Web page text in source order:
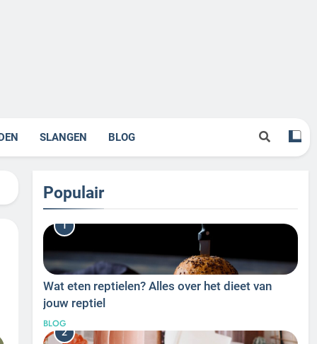
SLANGEN BLOG
Populair
1
Wat eten reptielen? Alles over het dieet van
jouw reptiel
BLOG
2